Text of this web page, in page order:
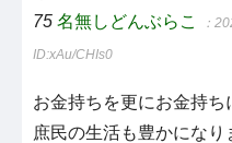
75 名無しどんぶらこ ：
ID:xAu/CHIs0
お金持ちを更にお金持ち
庶民の生活も豊かになり